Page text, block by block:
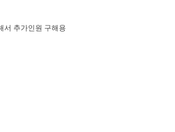
서 추가인원 구해용